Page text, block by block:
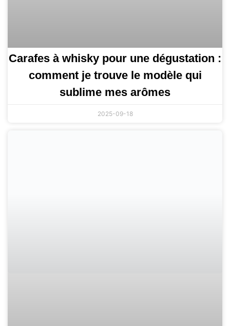
Carafes à whisky pour une dégustation :
comment je trouve le modèle qui
sublime mes arômes
2025-09-18